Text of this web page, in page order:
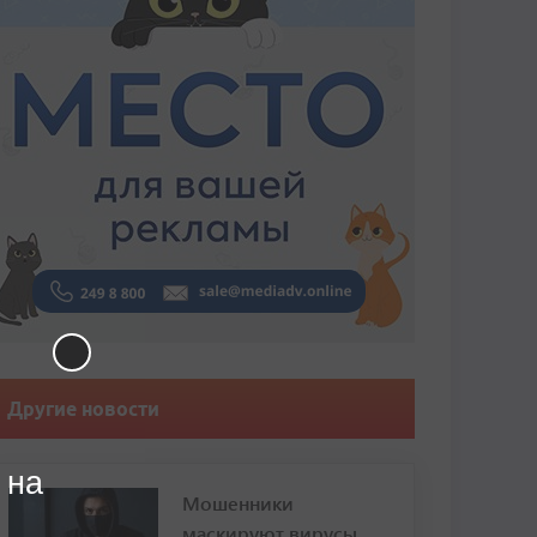
Другие новости
Мошенники